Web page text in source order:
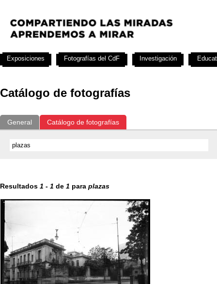
Catálogo de fotografías
General Catálogo de fotografías
Resultados 1 - 1 de 1 para plazas
Exposiciones Fotografías del CdF Investigación